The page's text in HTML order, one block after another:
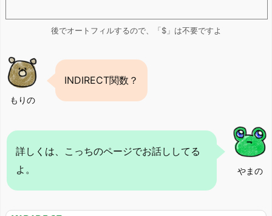
後でオートフィルするので、「$」は不要ですよ
もりの
INDIRECT関数？
やまの
詳しくは、こっちのページでお話ししてる
よ。